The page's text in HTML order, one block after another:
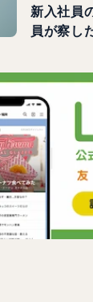
新入社員
員が察し